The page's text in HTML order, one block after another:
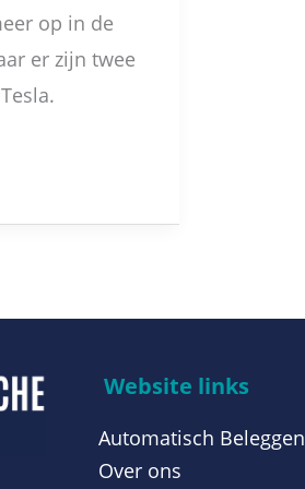
op in de
er zijn twee
Website links
Automatisch Beleggen
Over ons